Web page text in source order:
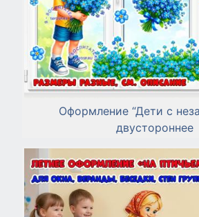
Оформление “Дети с
двустороннее